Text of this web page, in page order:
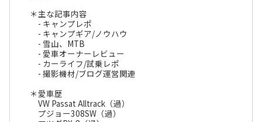
＊主な記事内容
- キャンプレポ
- キャンプギア/ノウハウ
- 雪山、MTB
- 愛車オーナーレビュー
- カーライフ/試乗レポ
- 撮影機材/ブログ運営関連
＊愛車歴
VW Passat Alltrack（過）
プジョー308SW（過）